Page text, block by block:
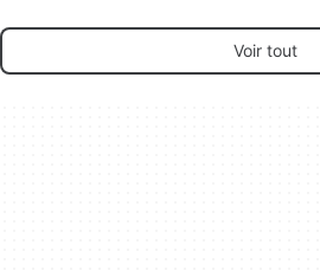
Voir tout